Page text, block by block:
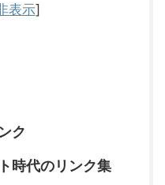
表示]
ク
時代のリンク集